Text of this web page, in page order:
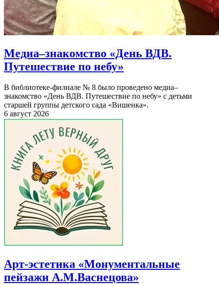
Медиа–знакомство «День ВДВ.
Путешествие по небу»
В библиотеке-филиале № 8 было проведено медиа–
знакомство «День ВДВ. Путешествие по небу» с детьми
старшей группы детского сада «Вишенка».
6 август 2026
Арт-эстетика «Монументальные
пейзажи А.М.Васнецова»